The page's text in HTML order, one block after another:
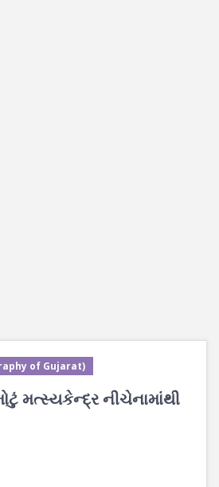
of Gujarat)
મત્સ્યકેન્દ્ર નીચેનામાંથી